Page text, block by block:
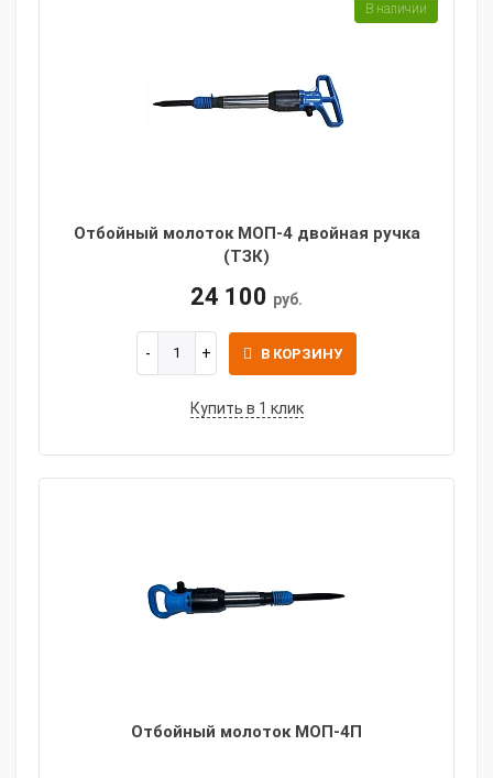
Отбойный молоток МОП-4 двойная ручка
(ТЗК)
24 100 руб.
В КОРЗИНУ
Купить в 1 клик
В наличии
Отбойный молоток МОП-4П